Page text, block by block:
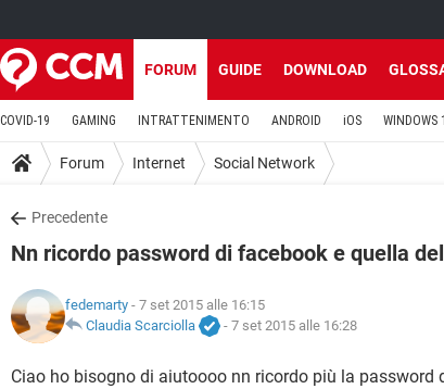
FORUM GUIDE DOWNLOAD
COVID-19 GAMING INTRATTENIMENTO ANDROID iOS WINDOWS
Forum Internet Social Network
Precedente
Nn ricordo password di facebook e quella
fedemarty - 7 set 2015 alle 16:15
Claudia Scarciolla
- 7 set 2015 alle 16:28
Ciao ho bisogno di aiutoooo nn ricordo più la password